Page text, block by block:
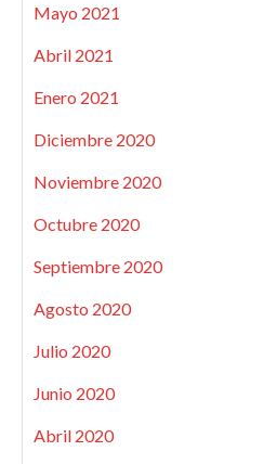
Mayo 2021
Abril 2021
Enero 2021
Diciembre 2020
Noviembre 2020
Octubre 2020
Septiembre 2020
Agosto 2020
Julio 2020
Junio 2020
Abril 2020